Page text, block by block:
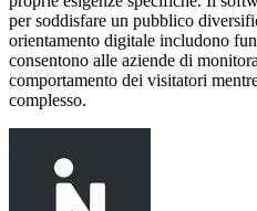
per soddisfare un pubblico
orientamento digitale includono
consentono alle aziende di
comportamento dei visitatori
complesso.